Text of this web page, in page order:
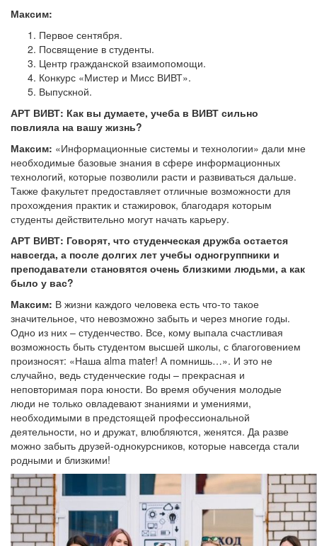
Максим:
Первое сентября.
Посвящение в студенты.
Центр гражданской взаимопомощи.
Конкурс «Мистер и Мисс ВИВТ».
Выпускной.
АРТ ВИВТ: Как вы думаете, учеба в ВИВТ сильно
повлияла на вашу жизнь?
Максим: «Информационные системы и технологии» дали мне
необходимые базовые знания в сфере информационных
технологий, которые позволили расти и развиваться дальше.
Также факультет предоставляет отличные возможности для
прохождения практик и стажировок, благодаря которым
студенты действительно могут начать карьеру.
АРТ ВИВТ: Говорят, что студенческая дружба остается
навсегда, а после долгих лет учебы одногруппники и
преподаватели становятся очень близкими людьми, а как
было у вас?
Максим: В жизни каждого человека есть что-то такое
значительное, что невозможно забыть и через многие годы.
Одно из них – студенчество. Все, кому выпала счастливая
возможность быть студентом высшей школы, с благоговением
произносят: «Наша alma mater! А помнишь…». И это не
случайно, ведь студенческие годы – прекрасная и
неповторимая пора юности. Во время обучения молодые
люди не только овладевают знаниями и умениями,
необходимыми в предстоящей профессиональной
деятельности, но и дружат, влюбляются, женятся. Да разве
можно забыть друзей-однокурсников, которые навсегда стали
родными и близкими!